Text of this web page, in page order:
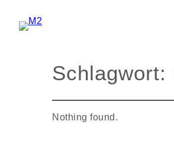
Inhalt
Schlagwort:
Nothing found.